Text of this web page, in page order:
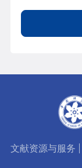
文献资源与服务